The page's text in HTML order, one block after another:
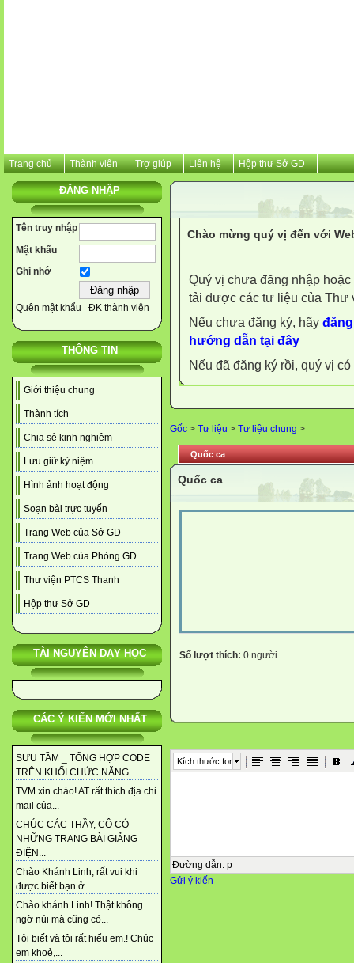
Trang chủ Thành viên Trợ giúp Liên hệ Hộp thư Sở GD
ĐĂNG NHẬP
Tên truy nhập
Mật khẩu
Ghi nhớ
Quên mật khẩu ĐK thành viên
THÔNG TIN
Giới thiệu chung
Thành tích
Chia sẻ kinh nghiệm
Lưu giữ kỷ niệm
Hình ảnh hoạt động
Soạn bài trực tuyến
Trang Web của Sở GD
Trang Web của Phòng GD
Thư viện PTCS Thanh
Hộp thư Sở GD
TÀI NGUYÊN DẠY HỌC
CÁC Ý KIẾN MỚI NHẤT
SƯU TẦM _ TỔNG HỢP CODE
TRÊN KHỐI CHỨC NĂNG...
TVM xin chào! AT rất thích địa chỉ
mail của...
CHÚC CÁC THẦY, CÔ CÓ
NHỮNG TRANG BÀI GIẢNG
ĐIỆN...
Chào Khánh Linh, rất vui khi
được biết bạn ở...
Chào khánh Linh! Thật không
ngờ núi mà cũng có...
Tôi biết và tôi rất hiểu em.! Chúc
em khoẻ,...
Chào mừng quý vị đến với
Quý vị chưa đăng nhập
tải được các tư liệu của Thư
Nếu chưa đăng ký, hãy
hướng dẫn tại đây
Nếu đã đăng ký rồi, quý vị
Gốc > Tư liệu > Tư liệu chung >
Quốc ca
Quốc ca
Số lượt thích: 0 người
Kích thước font
Đường dẫn: p
Gửi ý kiến